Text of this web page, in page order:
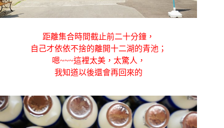
距離集合時間截止前二十分鐘，
自己才依依不捨的離開十二湖的青池；
嗯~~~這裡太美，太驚人，
我知道以後還會再回來的